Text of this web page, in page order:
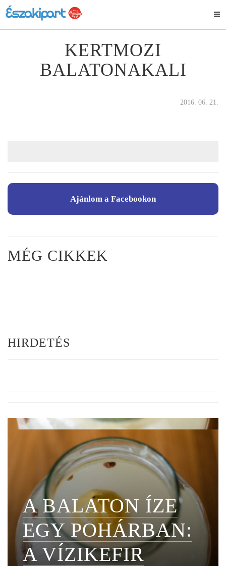
KERTMOZI
BALATONAKALI
2016. 06. 21.
Ajánlom a Facebookon
MÉG CIKKEK
HIRDETÉS
A BALATON ÍZE
EGY POHÁRBAN:
A VÍZIKEFIR